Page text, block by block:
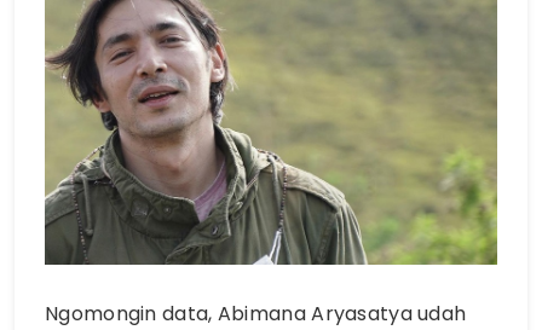
Ngomongin data, Abimana Aryasatya udah